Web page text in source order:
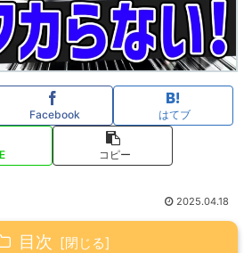
Facebook はてブ
コピー
2025.04.18
目次